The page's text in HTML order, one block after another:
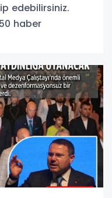
edebilirsiniz.
haber